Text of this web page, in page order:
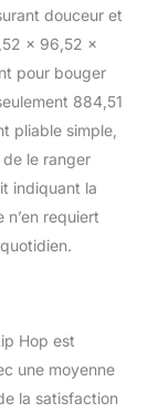
Jouer -
permet à
trois
: sur le
le
de lune
de
pour le
est
les
douceur et
x 96,52 x
pour bouger
884,51
pliable simple,
le ranger
indiquant la
requiert
Hop est
une moyenne
la satisfaction